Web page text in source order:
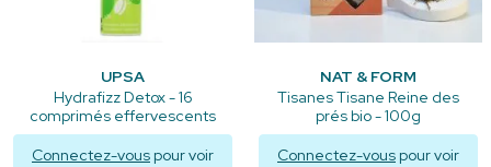
UPSA
Hydrafizz Detox - 16
comprimés effervescents
Connectez-vous pour voir
NAT & FORM
Tisanes Tisane Reine des
prés bio - 100g
Connectez-vous pour voir